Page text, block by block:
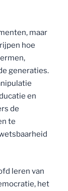
maar
hoe
generaties.
en
de
te
leren van
het